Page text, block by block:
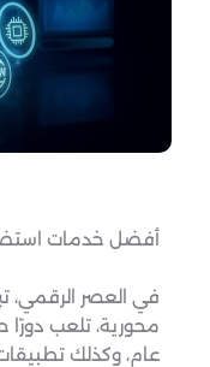
أفضل خدمات
في العصر الرقمي،
محورية، تلعب
عام، وكذلك